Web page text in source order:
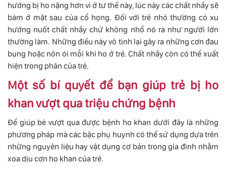
hướng bị ho nặng hơn vì ở tư thế này, lúc này các chất nhầy sẽ
bám ở mặt sau của cổ họng. Đối với trẻ nhỏ thường có xu
hướng nuốt chất nhầy chứ không nhổ nó ra như người lớn
thường làm. Những điều này vô tình lại gây ra những cơn đau
bụng hoặc nôn ói mỗi khi ho ở trẻ. Chất nhầy còn có thể xuất
hiện trong phân của trẻ.
Một số bí quyết để bạn giúp trẻ bị ho
khan vượt qua triệu chứng bệnh
Để giúp bé vượt qua được bệnh ho khan dưới đây là những
phương pháp mà các bậc phụ huynh có thể sử dụng dựa trên
những nguyên liệu hay vật dụng cơ bản trong gia đình nhằm
xoa dịu cơn ho khan của trẻ.